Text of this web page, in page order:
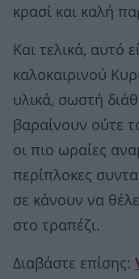
κρασί και καλή
Και τελικά, αυτό
καλοκαιρινού
υλικά, σωστή
βαραίνουν ούτε
οι πιο ωραίες
περίπλοκες
σε κάνουν να
στο τραπέζι.
Διαβάστε επίσης: